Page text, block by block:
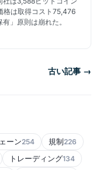
格は取得コスト75,476
」原則は崩れた。
古い記事 →
ーン254 規制226
トレーディング134